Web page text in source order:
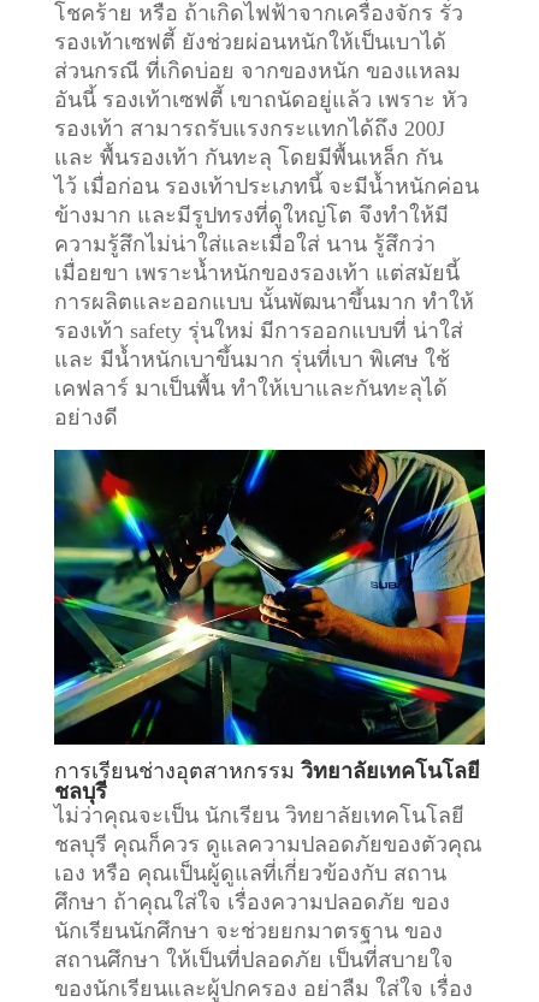
โชคร้าย หรือ ถ้าเกิดไฟฟ้าจากเครื่องจักร รั่ว
รองเท้าเซฟตี้ ยังช่วยผ่อนหนักให้เป็นเบาได้
ส่วนกรณี ที่เกิดบ่อย จากของหนัก ของแหลม
อันนี้ รองเท้าเซฟตี้ เขาถนัดอยู่แล้ว เพราะ หัว
รองเท้า สามารถรับแรงกระแทกได้ถึง 200J
และ พื้นรองเท้า กันทะลุ โดยมีพื้นเหล็ก กัน
ไว้ เมื่อก่อน รองเท้าประเภทนี้ จะมีน้ำหนักค่อน
ข้างมาก และมีรูปทรงที่ดูใหญ่โต จึงทำให้มี
ความรู้สึกไม่น่าใส่และเมื่อใส่ นาน รู้สึกว่า
เมื่อยขา เพราะน้ำหนักของรองเท้า แต่สมัยนี้
การผลิตและออกแบบ นั้นพัฒนาขึ้นมาก ทำให้
รองเท้า safety รุ่นใหม่ มีการออกแบบที่ น่าใส่
และ มีน้ำหนักเบาขึ้นมาก รุ่นที่เบา พิเศษ ใช้
เคฟลาร์ มาเป็นพื้น ทำให้เบาและกันทะลุได้
อย่างดี
การเรียนช่างอุตสาหกรรม วิทยาลัยเทคโนโลยี
ชลบุรี
ไม่ว่าคุณจะเป็น นักเรียน วิทยาลัยเทคโนโลยี
ชลบุรี คุณก็ควร ดูแลความปลอดภัยของตัวคุณ
เอง หรือ คุณเป็นผู้ดูแลที่เกี่ยวข้องกับ สถาน
ศึกษา ถ้าคุณใส่ใจ เรื่องความปลอดภัย ของ
นักเรียนนักศึกษา จะช่วยยกมาตรฐาน ของ
สถานศึกษา ให้เป็นที่ปลอดภัย เป็นที่สบายใจ
ของนักเรียนและผู้ปกครอง อย่าลืม ใส่ใจ เรื่อง